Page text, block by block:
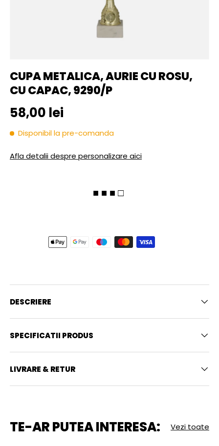
CUPA METALICA, AURIE CU ROSU,
CU CAPAC, 9290/P
Pret initial
58,00 lei
Disponibil la pre-comanda
Afla detalii despre personalizare aici
■ ■ ■ □
DESCRIERE
SPECIFICATII PRODUS
LIVRARE & RETUR
TE-AR PUTEA INTERESA: Vezi toate